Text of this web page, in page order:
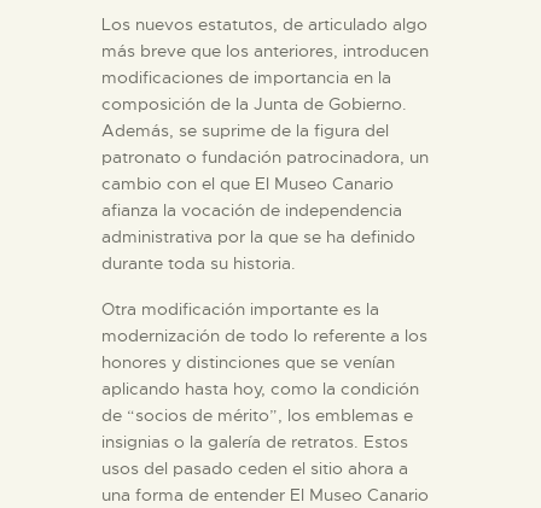
ACTIVIDADES
█
EL MUSEO
COLECCIONES
DIDÁCTICA
ESPAÑOL
Los nuevos estatutos, de articulado algo
más breve que los anteriores, introducen
modificaciones de importancia en la
composición de la Junta de Gobierno.
Además, se suprime de la figura del
patronato o fundación patrocinadora, un
cambio con el que El Museo Canario
afianza la vocación de independencia
administrativa por la que se ha definido
durante toda su historia.
Otra modificación importante es la
modernización de todo lo referente a los
honores y distinciones que se venían
aplicando hasta hoy, como la condición
de “socios de mérito”, los emblemas e
insignias o la galería de retratos. Estos
usos del pasado ceden el sitio ahora a
una forma de entender El Museo Canario